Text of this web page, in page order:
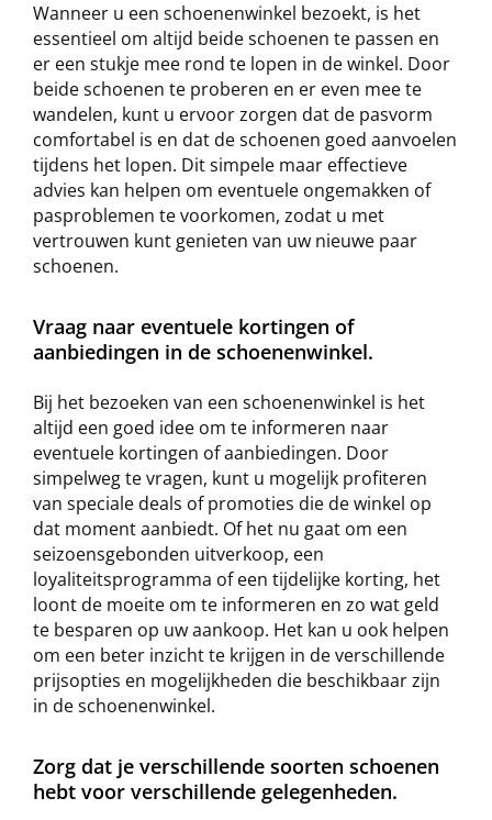
Wanneer u een schoenenwinkel bezoekt, is het
essentieel om altijd beide schoenen te passen en
er een stukje mee rond te lopen in de winkel. Door
beide schoenen te proberen en er even mee te
wandelen, kunt u ervoor zorgen dat de pasvorm
comfortabel is en dat de schoenen goed aanvoelen
tijdens het lopen. Dit simpele maar effectieve
advies kan helpen om eventuele ongemakken of
pasproblemen te voorkomen, zodat u met
vertrouwen kunt genieten van uw nieuwe paar
schoenen.
Vraag naar eventuele kortingen of
aanbiedingen in de schoenenwinkel.
Bij het bezoeken van een schoenenwinkel is het
altijd een goed idee om te informeren naar
eventuele kortingen of aanbiedingen. Door
simpelweg te vragen, kunt u mogelijk profiteren
van speciale deals of promoties die de winkel op
dat moment aanbiedt. Of het nu gaat om een
seizoensgebonden uitverkoop, een
loyaliteitsprogramma of een tijdelijke korting, het
loont de moeite om te informeren en zo wat geld
te besparen op uw aankoop. Het kan u ook helpen
om een beter inzicht te krijgen in de verschillende
prijsopties en mogelijkheden die beschikbaar zijn
in de schoenenwinkel.
Zorg dat je verschillende soorten schoenen
hebt voor verschillende gelegenheden.